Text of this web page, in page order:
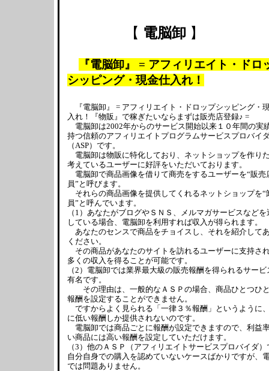
【 電脳卸 】
『電脳卸』 = アフィリエイト・ドロ
シッピング・現金仕入れ！
『電脳卸』 = アフィリエイト・ドロップシッピング・
入れ！『物販』で稼ぎたいならまずは販売店登録♪ =
電脳卸は2002年からのサービス開始以来１０年間の実
持つ信頼のアフィリエイトプログラムサービスプロバイ
（ASP）です。
電脳卸は物販に特化しており、ネットショップを作り
考えているユーザーに好評をいただいております。
電脳卸で商品画像を借りて商売をするユーザーを“販売
員”と呼びます。
それらの商品画像を提供してくれるネットショップを“
員”と呼んでいます。
（1）あなたがブログやＳＮＳ、メルマガサービスなどを
している場合、電脳卸を利用すれば収入が得られます。
あなたのセンスで商品をチョイスし、それを紹介して
ください。
その商品があなたのサイトを訪れるユーザーに支持さ
多くの収入を得ることが可能です。
（2）電脳卸では業界最大級の販売報酬を得られるサービ
有名です。
その理由は、一般的なＡＳＰの場合、商品ひとつひ
報酬を設定することができません。
ですからよく見られる「一律３％報酬」というように
に低い報酬しか提供されないのです。
電脳卸では商品ごとに報酬が設定できますので、利益
い商品には高い報酬を設定していただけます。
（3）他のＡＳＰ（アフィリエイトサービスプロバイダ）
自分自身での購入を認めていないケースばかりですが、
では問題ありません。